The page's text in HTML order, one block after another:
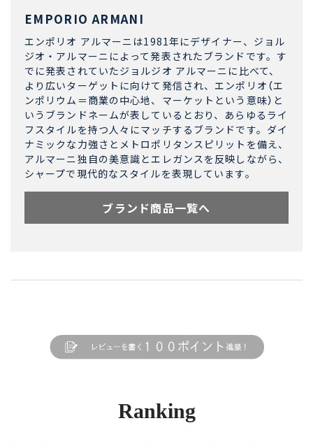
EMPORIO ARMANI
エンポリオ アルマーニは1981年にデザイナー、ジョル
ジオ・アルマーニによって発表されたブランドです。す
でに発表されていたジョルジオ アルマーニに比べて、
より広いターゲットに向けて発信され、エンポリオ（エ
ンポリウム＝商業の中心地、マーケットという意味）と
いうブランドネームが表しているとおり、あらゆるライ
フスタイルを持つ人々にマッチするブランドです。ダイ
ナミックな力強さとメトロポリタンスピリットを備え、
アルマーニ独自の美意識とエレガンスを反映しながら、
シャープで現代的なスタイルを表現しています。
ブランド商品一覧へ
Ranking